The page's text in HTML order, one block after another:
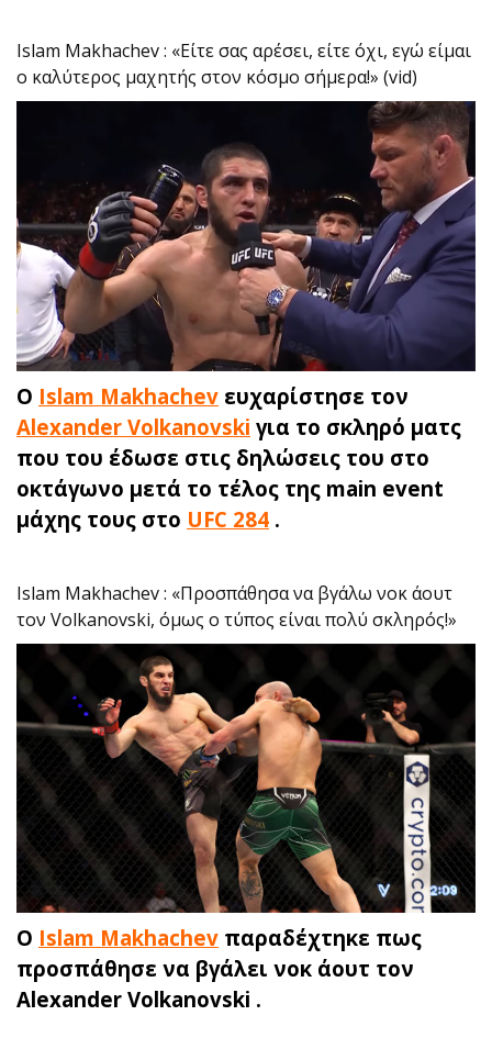
Islam Makhachev : «Είτε σας αρέσει, είτε όχι, εγώ είμαι
ο καλύτερος μαχητής στον κόσμο σήμερα!» (vid)
Ο Islam Makhachev ευχαρίστησε τον
Alexander Volkanovski για το σκληρό ματς
που του έδωσε στις δηλώσεις του στο
οκτάγωνο μετά το τέλος της main event
μάχης τους στο UFC 284 .
Islam Makhachev : «Προσπάθησα να βγάλω νοκ άουτ
τον Volkanovski, όμως ο τύπος είναι πολύ σκληρός!»
Ο Islam Makhachev παραδέχτηκε πως
προσπάθησε να βγάλει νοκ άουτ τον
Alexander Volkanovski .